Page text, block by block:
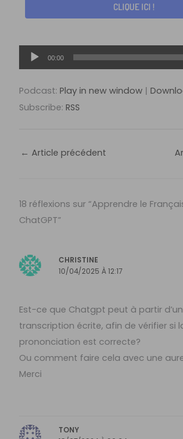
CLIQUE ICI !
Lecteur
audio
00:00
Podcast:Play in new window |
Subscribe:RSS
← Article précédent
18 réflexions sur “Apprendre le
ChatGPT”
CHRISTINE
10/04/2025 À 12:17
Est-ce que Chatgpt peut à partir
transcription écrite, afin de vérifier si
prononciation est correcte?
Ou comment faire cela avec une
Merci
TONY